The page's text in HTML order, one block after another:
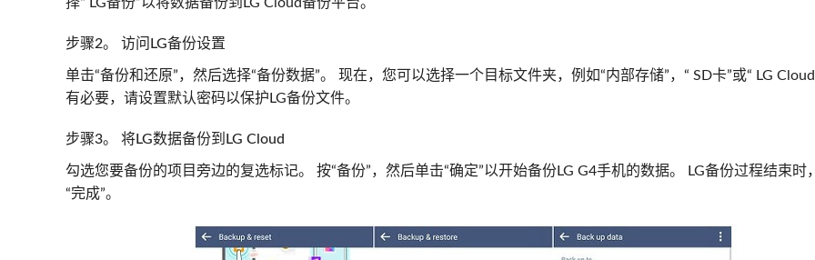
步骤2。 访问LG备份设置
单击“备份和还原”，然后选择“备份数据”。 现在，您可以选择一个目标文件夹，例如“内部存储”，“ SD卡”或“ LG
有必要，请设置默认密码以保护LG备份文件。
步骤3。 将LG数据备份到LG Cloud
勾选您要备份的项目旁边的复选标记。 按“备份”，然后单击“确定”以开始备份LG G4手机的数据。 LG备份过程结束时
“完成”。